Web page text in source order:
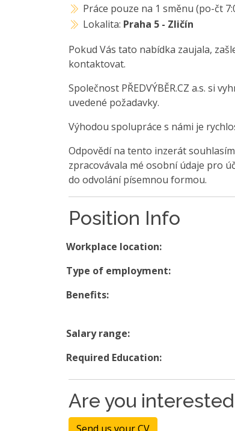
Práce pouze na 1 směnu (po-čt
Lokalita: Praha 5 - Zličín
Pokud Vás tato nabídka zaujala,
kontaktovat.
Společnost PŘEDVÝBĚR.CZ a.s. si
uvedené požadavky.
Výhodou spolupráce s námi je
Odpovědí na tento inzerát
zpracovávala mé osobní údaje pro
do odvolání písemnou formou.
Position Info
Workplace location:
Type of employment:
Benefits:
Salary range:
Required Education:
Are you